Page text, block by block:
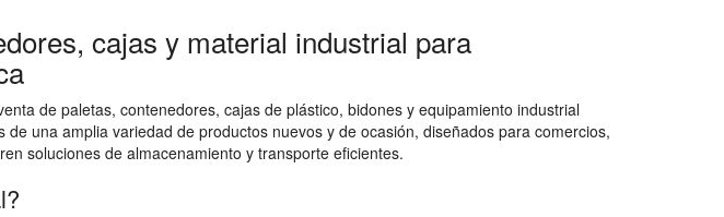
cajas y material industrial para
de paletas, contenedores, cajas de plástico, bidones y equipamiento industrial
una amplia variedad de productos nuevos y de ocasión, diseñados para comercios,
soluciones de almacenamiento y transporte eficientes.